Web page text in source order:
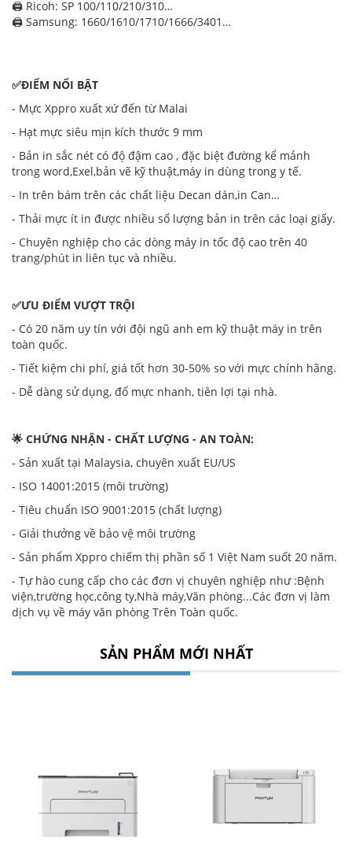
🖨️ Ricoh: SP 100/110/210/310…
🖨️ Samsung: 1660/1610/1710/1666/3401…
✅ĐIỂM NỔI BẬT
- Mực Xppro xuất xứ đến từ Malai
- Hạt mực siêu mịn kích thước 9 mm
- Bản in sắc nét có độ đậm cao , đặc biệt đường kể mảnh
trong word,Exel,bản vẽ kỹ thuật,máy in dùng trong y tế.
- In trên bám trên các chất liệu Decan dán,in Can…
- Thải mực ít in được nhiều số lượng bản in trên các loại giấy.
- Chuyên nghiệp cho các dòng máy in tốc độ cao trên 40
trang/phút in liên tục và nhiều.
✅ƯU ĐIỂM VƯỢT TRỘI
- Có 20 năm uy tín với đội ngũ anh em kỹ thuật máy in trên
toàn quốc.
- Tiết kiệm chi phí, giá tốt hơn 30-50% so với mực chính hãng.
- Dễ dàng sử dụng, đổ mực nhanh, tiên lợi tại nhà.
🌟 CHỨNG NHẬN - CHẤT LƯỢNG - AN TOÀN:
- Sản xuất tại Malaysia, chuyên xuất EU/US
- ISO 14001:2015 (môi trường)
- Tiêu chuẩn ISO 9001:2015 (chất lượng)
- Giải thưởng về bảo vệ môi trường
- Sản phẩm Xppro chiếm thị phần số 1 Việt Nam suốt 20 năm.
- Tự hào cung cấp cho các đơn vị chuyên nghiệp như :Bệnh
viện,trường học,công ty,Nhà máy,Văn phòng...Các đơn vị làm
dịch vụ về máy văn phòng Trên Toàn quốc.
SẢN PHẨM MỚI NHẤT